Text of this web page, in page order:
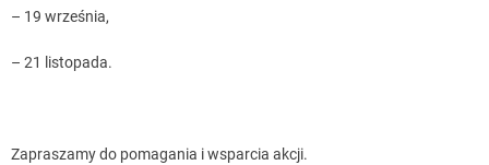
– 19 września,
– 21 listopada.
Zapraszamy do pomagania i wsparcia akcji.